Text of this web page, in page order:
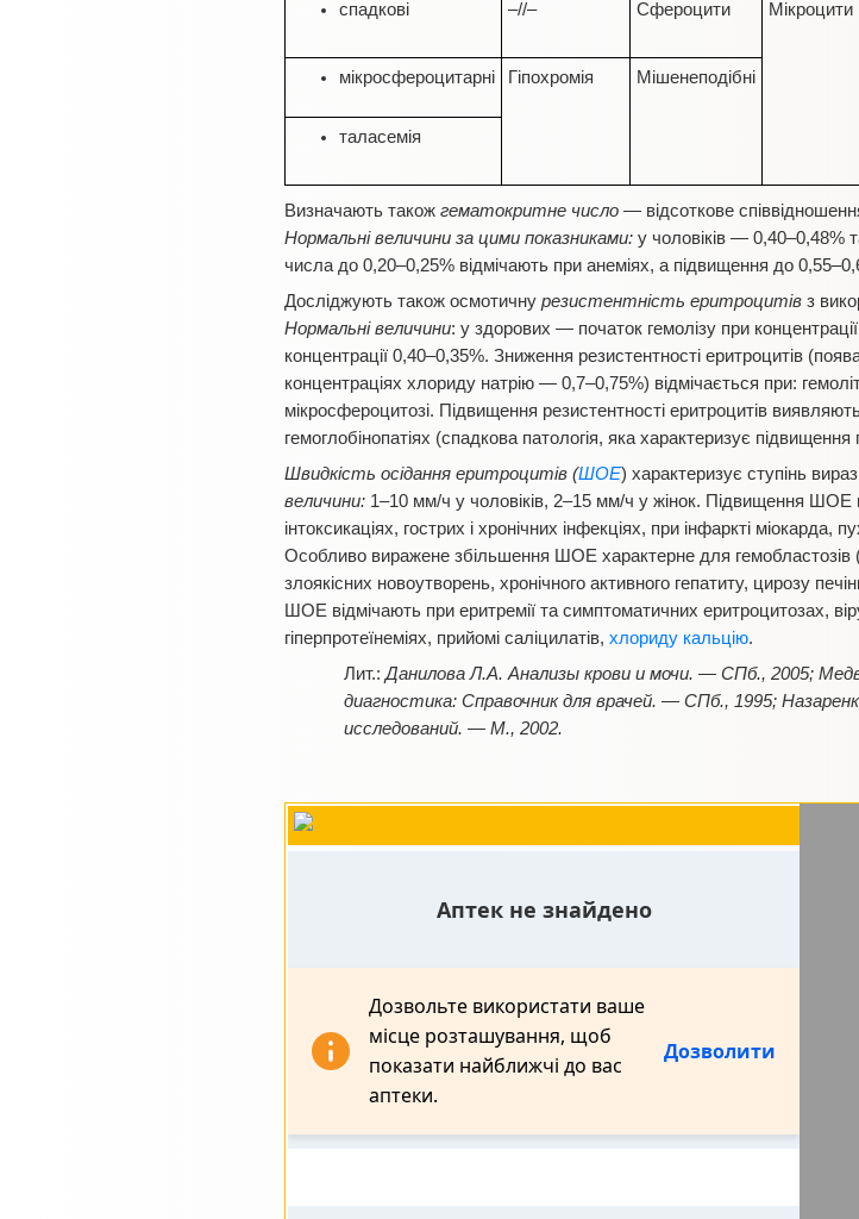
спадкові –//– Сфероцити Мікроцити
мікросфероцитарні Гіпохромія Мішенеподібні
таласемія
Визначають також гематокритне число — відсоткове
Нормальні величини за цими показниками: у чоловіків — 0,40–0,48%
числа до 0,20–0,25% відмічають при анеміях, а підвищення до
Досліджують також осмотичну резистентність еритроцитів з
Нормальні величини: у здорових — початок гемолізу при
концентрації 0,40–0,35%. Зниження резистентності еритроцитів
концентраціях хлориду натрію — 0,7–0,75%) відмічається при:
мікросфероцитозі. Підвищення резистентності еритроцитів
гемоглобінопатіях (спадкова патологія, яка характеризує підвищення
Швидкість осідання еритроцитів (ШОЕ) характеризує ступінь
величини: 1–10 мм/ч у чоловіків, 2–15 мм/ч у жінок. Підвищення ШОЕ
інтоксикаціях, гострих і хронічних інфекціях, при інфаркті
Особливо виражене збільшення ШОЕ характерне для гемобластозів
злоякісних новоутворень, хронічного активного гепатиту, цирозу
ШОЕ відмічають при еритремії та симптоматичних еритроцитозах,
гіперпротеїнеміях, прийомі саліцилатів, хлориду кальцію.
Данилова Л.А. Анализы крови и мочи. — СПб., 2005;
диагностика: Справочник для врачей. — СПб., 1995;
исследований. — М., 2002.
Аптек не знайдено
Дозвольте використати ваше
місце розташування, щоб
показати найближчі до вас
аптеки.
Дозволити